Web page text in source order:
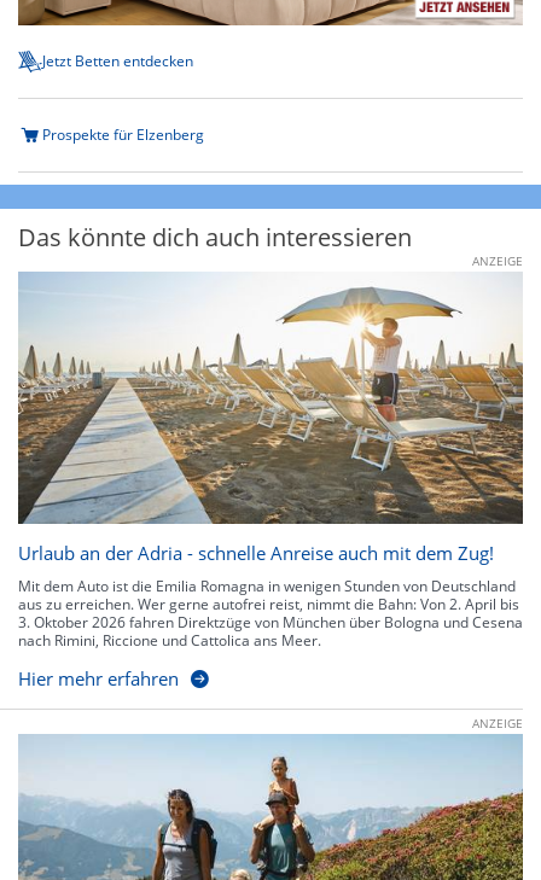
Jetzt Betten entdecken
Prospekte für Elzenberg
Das könnte dich auch interessieren
ANZEIGE
Urlaub an der Adria - schnelle Anreise auch mit dem Zug!
Mit dem Auto ist die Emilia Romagna in wenigen Stunden von Deutschland
aus zu erreichen. Wer gerne autofrei reist, nimmt die Bahn: Von 2. April bis
3. Oktober 2026 fahren Direktzüge von München über Bologna und Cesena
nach Rimini, Riccione und Cattolica ans Meer.
Hier mehr erfahren
ANZEIGE